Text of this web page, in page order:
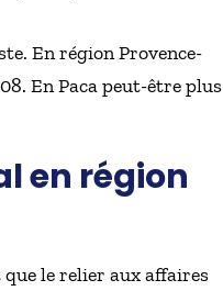
En région Provence-
En Paca peut-être plus
en région
le relier aux affaires